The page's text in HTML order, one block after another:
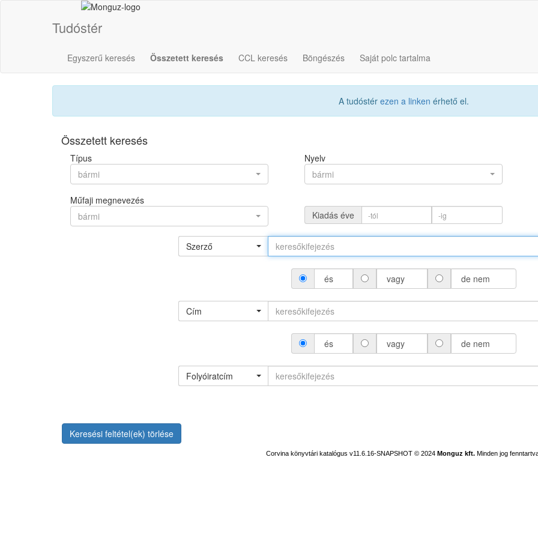
Tudóstér
Egyszerű keresés Összetett keresés CCL keresés Böngészés Saját polc tartalma
A tudóstér ezen a linken érhető el.
Összetett keresés
Típus
bármi
Nyelv
bármi
Műfaji megnevezés
bármi
Kiadás éve
Szerző
és vagy de nem
Cím
és vagy de nem
Folyóiratcím
Keresési feltétel(ek) törlése
Corvina könyvtári katalógus v11.6.16-SNAPSHOT © 2024 Monguz kft. Minden jog